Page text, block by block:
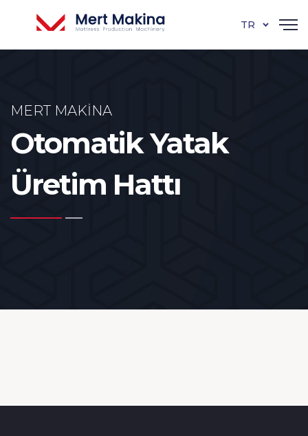
TR
MERT MAKINA
Otomatik Yatak
Üretim Hattı